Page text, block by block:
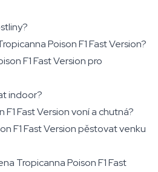
Poison F1 Fast Version?
F1 Fast Version pro
indoor?
F1 Fast Version voní a chutná?
F1 Fast Version pěstovat venku
Tropicanna Poison F1 Fast